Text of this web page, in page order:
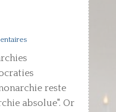
reste
absolue". Or